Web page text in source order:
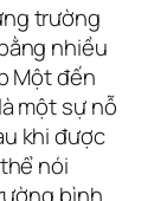
trường
nhiều
Một đến
một sự nỗ
khi được
nói